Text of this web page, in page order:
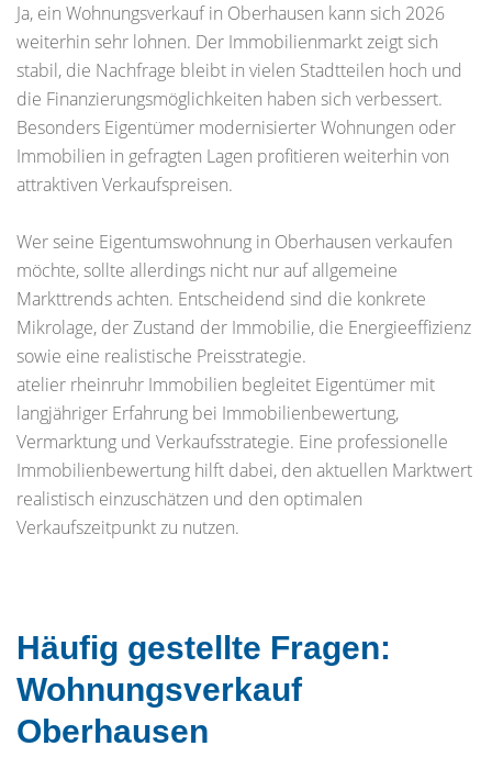
Ja, ein Wohnungsverkauf in Oberhausen kann sich 2026
weiterhin sehr lohnen. Der Immobilienmarkt zeigt sich
stabil, die Nachfrage bleibt in vielen Stadtteilen hoch und
die Finanzierungsmöglichkeiten haben sich verbessert.
Besonders Eigentümer modernisierter Wohnungen oder
Immobilien in gefragten Lagen profitieren weiterhin von
attraktiven Verkaufspreisen.
Wer seine Eigentumswohnung in Oberhausen verkaufen
möchte, sollte allerdings nicht nur auf allgemeine
Markttrends achten. Entscheidend sind die konkrete
Mikrolage, der Zustand der Immobilie, die Energieeffizienz
sowie eine realistische Preisstrategie.
atelier rheinruhr Immobilien begleitet Eigentümer mit
langjähriger Erfahrung bei Immobilienbewertung,
Vermarktung und Verkaufsstrategie. Eine professionelle
Immobilienbewertung hilft dabei, den aktuellen Marktwert
realistisch einzuschätzen und den optimalen
Verkaufszeitpunkt zu nutzen.
Häufig gestellte Fragen:
Wohnungsverkauf
Oberhausen